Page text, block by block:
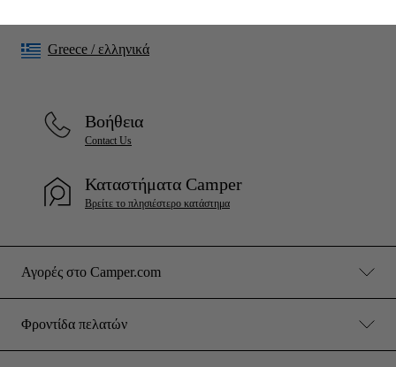
Αγορές στο Camper.com
Φροντίδα πελατών
Βοήθεια
Contact Us
Καταστήματα Camper
Βρείτε το πλησιέστερο κατάστημα
Greece /ελληνικά